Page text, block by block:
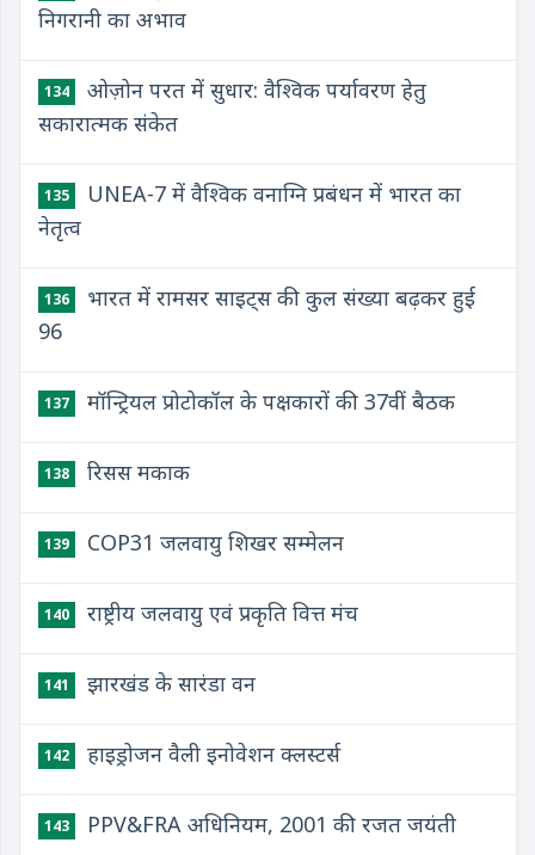
निगरानी का अभाव
134
ओज़ोन परत में सुधार: वैश्विक पर्यावरण हेतु
सकारात्मक संकेत
135
UNEA-7 में वैश्विक वनाग्नि प्रबंधन में भारत का
नेतृत्व
136
भारत में रामसर साइट्स की कुल संख्या बढ़कर हुई
96
137 मॉन्ट्रियल प्रोटोकॉल के पक्षकारों की 37वीं बैठक
138 रिसस मकाक
139 COP31 जलवायु शिखर सम्मेलन
140 राष्ट्रीय जलवायु एवं प्रकृति वित्त मंच
141 झारखंड के सारंडा वन
142 हाइड्रोजन वैली इनोवेशन क्लस्टर्स
143 PPV&FRA अधिनियम, 2001 की रजत जयंती